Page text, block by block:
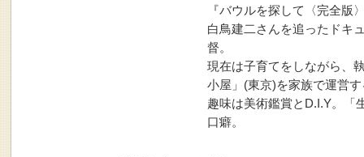
『バウルを探して〈完全版
白鳥建二さんを追ったドキ
督。
現在は子育てをしながら、
小屋」(東京)を家族で運営す
趣味は美術鑑賞とD.I.Y。「
口癖。